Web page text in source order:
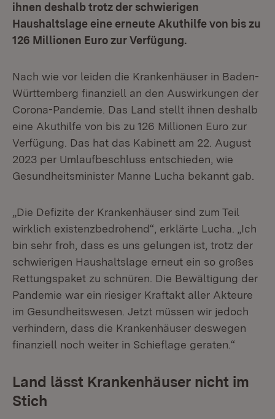
ihnen deshalb trotz der schwierigen
Haushaltslage eine erneute Akuthilfe von bis zu
126 Millionen Euro zur Verfügung.
Nach wie vor leiden die Krankenhäuser in Baden-
Württemberg finanziell an den Auswirkungen der
Corona-Pandemie. Das Land stellt ihnen deshalb
eine Akuthilfe von bis zu 126 Millionen Euro zur
Verfügung. Das hat das Kabinett am 22. August
2023 per Umlaufbeschluss entschieden, wie
Gesundheitsminister Manne Lucha bekannt gab.
„Die Defizite der Krankenhäuser sind zum Teil
wirklich existenzbedrohend“, erklärte Lucha. „Ich
bin sehr froh, dass es uns gelungen ist, trotz der
schwierigen Haushaltslage erneut ein so großes
Rettungspaket zu schnüren. Die Bewältigung der
Pandemie war ein riesiger Kraftakt aller Akteure
im Gesundheitswesen. Jetzt müssen wir jedoch
verhindern, dass die Krankenhäuser deswegen
finanziell noch weiter in Schieflage geraten.“
Land lässt Krankenhäuser nicht im
Stich